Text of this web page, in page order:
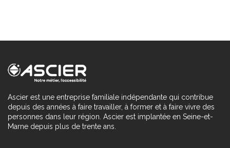
Ascier est une entreprise familiale indépendante qui contribue
depuis des années à faire travailler, à former et à faire vivre des
personnes dans leur région. Ascier est implantée en Seine-et-
Marne depuis plus de trente ans.